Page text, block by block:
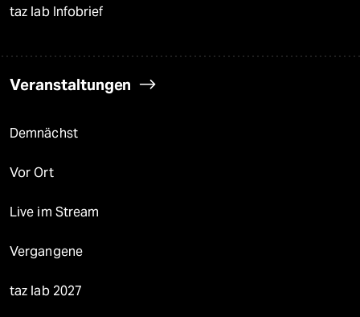
taz lab Infobrief
Veranstaltungen
Demnächst
Vor Ort
Live im Stream
Vergangene
taz lab 2027